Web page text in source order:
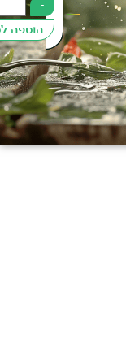
הוספה לסל